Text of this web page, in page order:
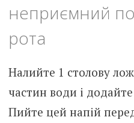
неприємний
рота
Налийте 1 столову
частин води і
Пийте цей напій